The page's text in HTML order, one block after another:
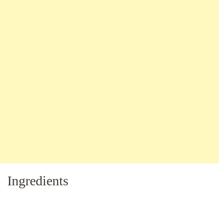
Ingredients